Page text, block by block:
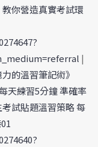
你營造真實考試環
|
的溫習筆記術》
天練習5分鐘 準確率
試貼題溫習策略 每